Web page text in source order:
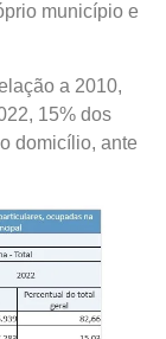
município e
a 2010,
15% dos
domicílio, ante